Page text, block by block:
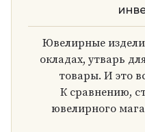
Ювелирные
окладах, утварь
товары. И это
К сравнению,
ювелирного